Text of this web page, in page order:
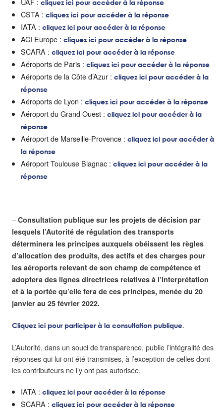
cliquez ici pour accéder à la réponse
CSTA : cliquez ici pour accéder à la réponse
IATA : cliquez ici pour accéder à la réponse
ACI Europe : cliquez ici pour accéder à la réponse
SCARA : cliquez ici pour accéder à la réponse
Aéroports de Paris : cliquez ici pour accéder à la réponse
Aéroports de la Côte d’Azur : cliquez ici pour accéder à la
réponse
Aéroports de Lyon : cliquez ici pour accéder à la réponse
Aéroport du Grand Ouest : cliquez ici pour accéder à la
réponse
Aéroport de Marseille-Provence : cliquez ici pour accéder à
la réponse
Aéroport Toulouse Blagnac : cliquez ici pour accéder à la
réponse
– Consultation publique sur les projets de décision par
lesquels l’Autorité de régulation des transports
déterminera les principes auxquels obéissent les règles
d’allocation des produits, des actifs et des charges pour
les aéroports relevant de son champ de compétence et
adoptera des lignes directrices relatives à l’interprétation
et à la portée qu’elle fera de ces principes, menée du 20
janvier au 25 février 2022.
Cliquez ici pour participer à la consultation publique.
L’Autorité, dans un souci de transparence, publie l’intégralité des
réponses qui lui ont été transmises, à l’exception de celles dont
les contributeurs ne l’y ont pas autorisée.
IATA : cliquez ici pour accéder à la réponse
SCARA : cliquez ici pour accéder à la réponse